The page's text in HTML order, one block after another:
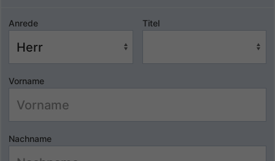
Anrede Titel
Vorname
Nachname